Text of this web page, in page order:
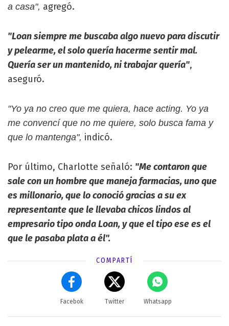
a casa", agregó.
"Loan siempre me buscaba algo nuevo para discutir
y pelearme, el solo quería hacerme sentir mal.
Quería ser un mantenido, ni trabajar quería",
aseguró.
"Yo ya no creo que me quiera, hace acting. Yo ya
me convencí que no me quiere, solo busca fama y
que lo mantenga", indicó.
Por último, Charlotte señaló: "Me contaron que
sale con un hombre que maneja farmacias, uno que
es millonario, que lo conoció gracias a su ex
representante que le llevaba chicos lindos al
empresario tipo onda Loan, y que el tipo ese es el
que le pasaba plata a él".
COMPARTÍ
Facebok Twitter Whatsapp